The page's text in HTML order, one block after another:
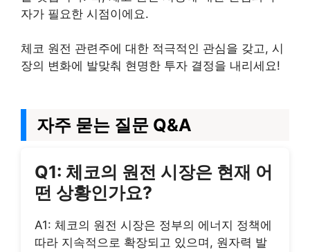
자가 필요한 시점이에요.
체코 원전 관련주에 대한 적극적인 관심을 갖고, 시
장의 변화에 발맞춰 현명한 투자 결정을 내리세요!
자주 묻는 질문 Q&A
Q1: 체코의 원전 시장은 현재 어
떤 상황인가요?
A1: 체코의 원전 시장은 정부의 에너지 정책에
따라 지속적으로 확장되고 있으며, 원자력 발